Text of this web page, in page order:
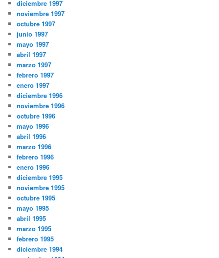
diciembre 1997
noviembre 1997
octubre 1997
junio 1997
mayo 1997
abril 1997
marzo 1997
febrero 1997
enero 1997
diciembre 1996
noviembre 1996
octubre 1996
mayo 1996
abril 1996
marzo 1996
febrero 1996
enero 1996
diciembre 1995
noviembre 1995
octubre 1995
mayo 1995
abril 1995
marzo 1995
febrero 1995
diciembre 1994